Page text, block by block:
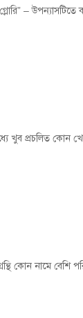
– উপন্যাসটিতে
প্রচলিত কোন
কোন নামে বেশি